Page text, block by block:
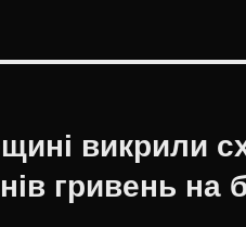
викрили
гривень на